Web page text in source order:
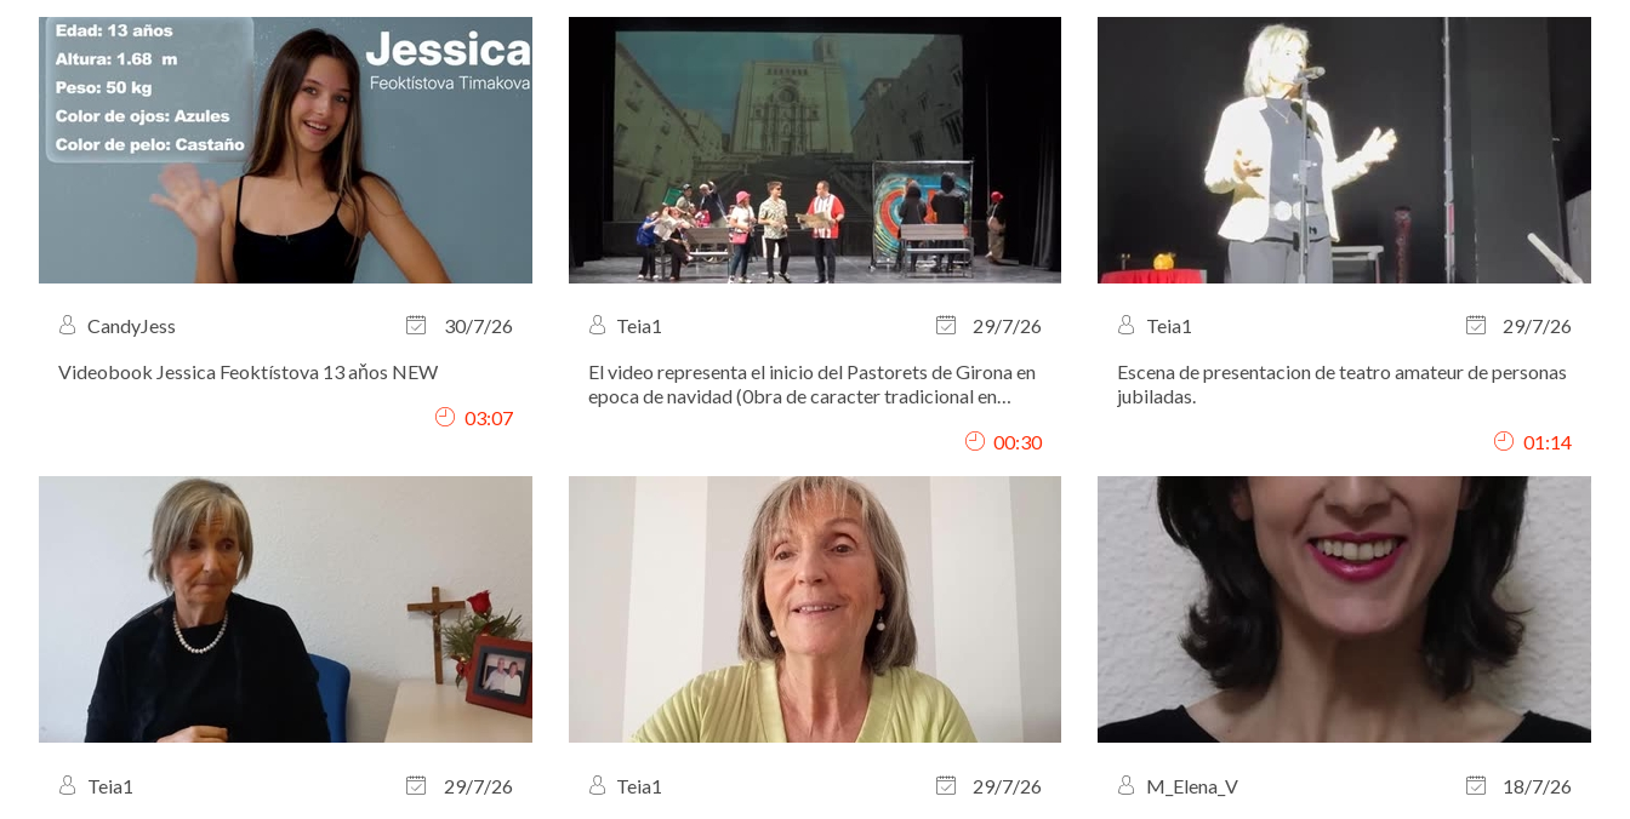
CandyJess
30/7/26
Videobook Jessica Feoktístova 13 aňos NEW
03:07
Teia1
29/7/26
El video representa el inicio del Pastorets de Girona en
epoca de navidad (0bra de caracter tradicional en
00:30
Teia1
29/7/26
Escena de presentacion de teatro amateur de personas
jubiladas.
01:14
Teia1
29/7/26
Teia1
29/7/26
M_Elena_V
18/7/26